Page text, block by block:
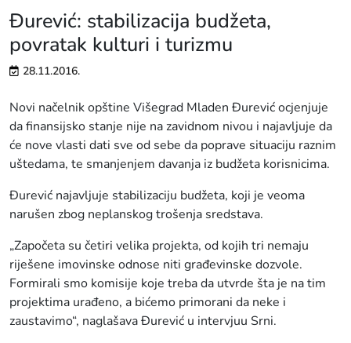
Đurević: stabilizacija budžeta,
povratak kulturi i turizmu
28.11.2016.
Novi načelnik opštine Višegrad Mladen Đurević ocjenjuje
da finansijsko stanje nije na zavidnom nivou i najavljuje da
će nove vlasti dati sve od sebe da poprave situaciju raznim
uštedama, te smanjenjem davanja iz budžeta korisnicima.
Đurević najavljuje stabilizaciju budžeta, koji je veoma
narušen zbog neplanskog trošenja sredstava.
„Započeta su četiri velika projekta, od kojih tri nemaju
riješene imovinske odnose niti građevinske dozvole.
Formirali smo komisije koje treba da utvrde šta je na tim
projektima urađeno, a bićemo primorani da neke i
zaustavimo“, naglašava Đurević u intervjuu Srni.